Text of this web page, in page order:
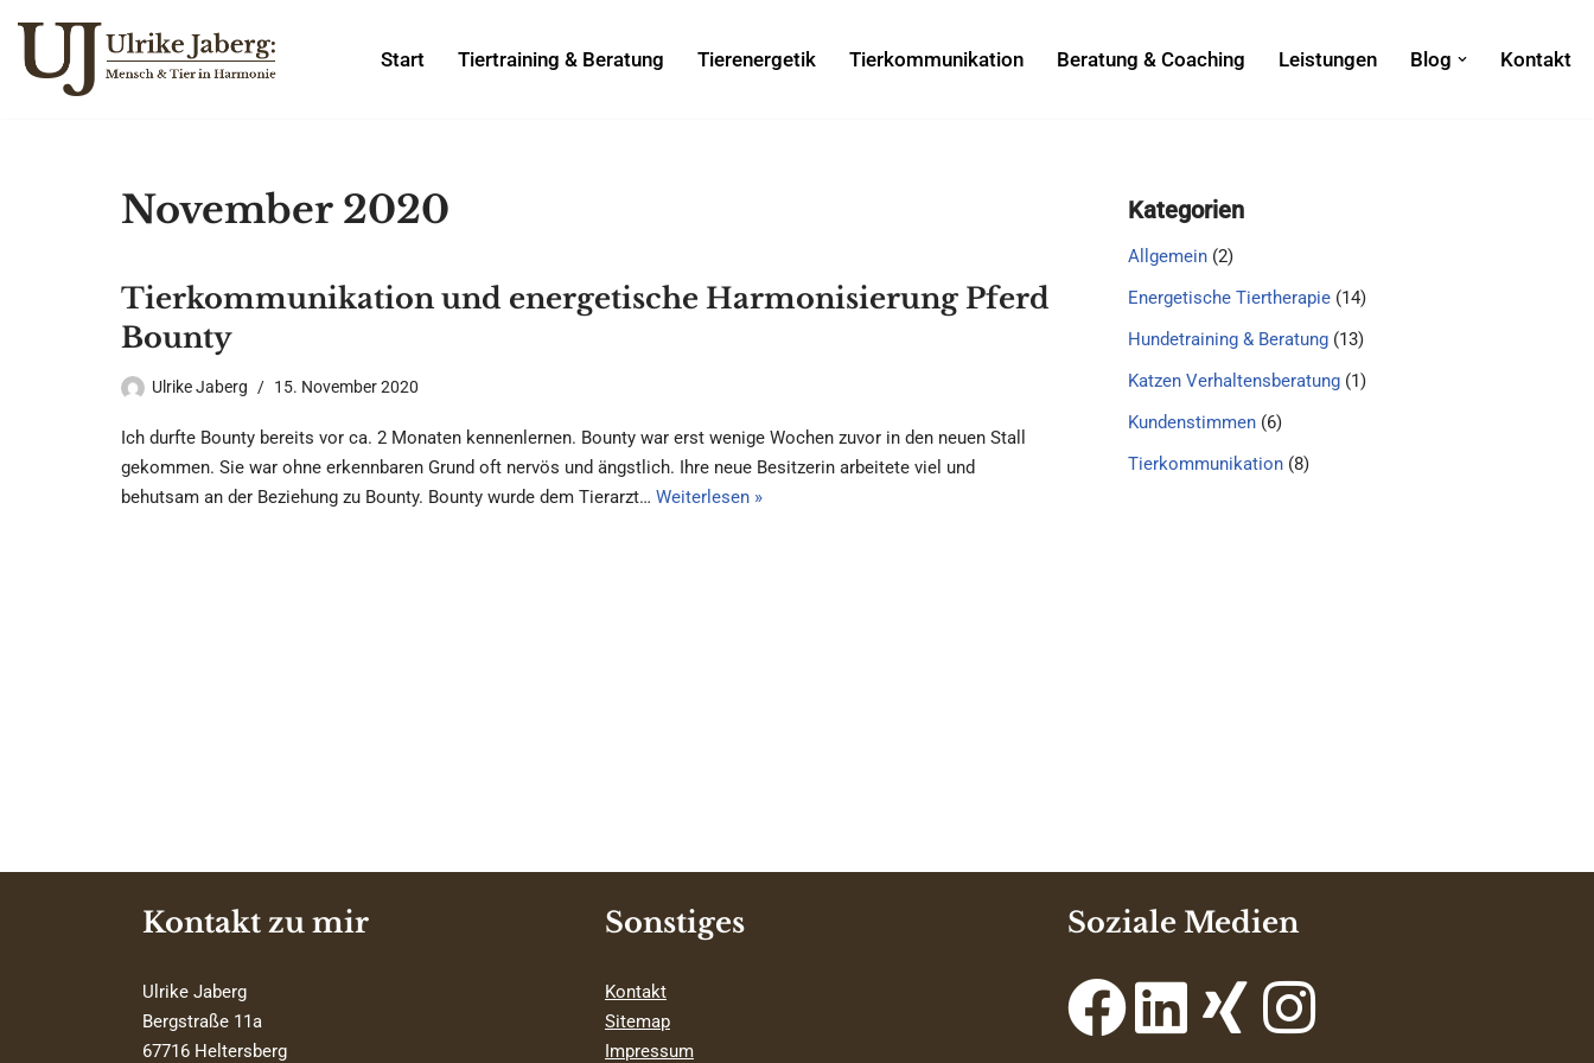
Zum
Start Tiertraining & Beratung Tierenergetik Tierkommunikation Beratung & Coaching Leistungen Blog Kontakt
November 2020
Tierkommunikation und energetische Harmonisierung Pferd
Bounty
Ulrike Jaberg 15. November 2020
Ich durfte Bounty bereits vor ca. 2 Monaten kennenlernen. Bounty war erst wenige Wochen zuvor in den neuen Stall
gekommen. Sie war ohne erkennbaren Grund oft nervös und ängstlich. Ihre neue Besitzerin arbeitete viel und
behutsam an der Beziehung zu Bounty. Bounty wurde dem Tierarzt… Weiterlesen »
Kategorien
Allgemein (2)
Energetische Tiertherapie (14)
Hundetraining & Beratung (13)
Katzen Verhaltensberatung (1)
Kundenstimmen (6)
Tierkommunikation (8)
Kontakt zu mir
Ulrike Jaberg
Bergstraße 11a
67716 Heltersberg
Sonstiges
Kontakt
Sitemap
Impressum
Soziale Medien